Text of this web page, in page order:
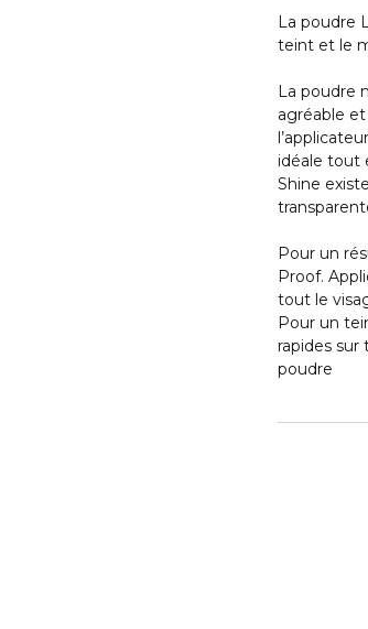
La poudre
teint et le
La poudre
agréable
idéale tout
Shine
Pour un
Proof.
tout le
Pour un
rapides
poudre